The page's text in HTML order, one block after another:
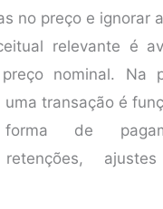
no preço e ignorar
relevante é
nominal. Na
uma transação é
forma de
retenções,